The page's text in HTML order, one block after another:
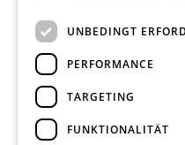
Jobs
UNBEDINGT
PERFORMANCE
TARGETING
FUNKTIONALITÄT